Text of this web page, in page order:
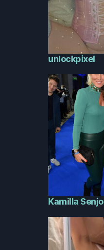
unlockpixel
Kamilla Senjo